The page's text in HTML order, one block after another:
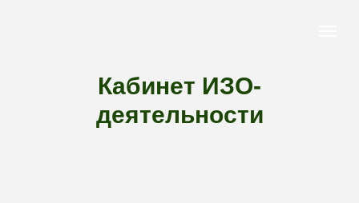
Кабинет ИЗО-
деятельности